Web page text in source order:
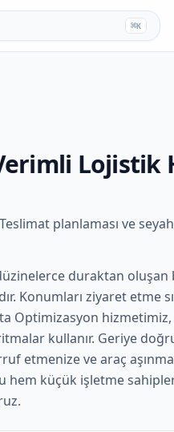
⌘K
Lojistik
planlaması ve
duraktan oluşan
Konumları ziyaret etme
Optimizasyon hizmetimiz,
kullanır. Geriye
etmenize ve araç
hem küçük işletme